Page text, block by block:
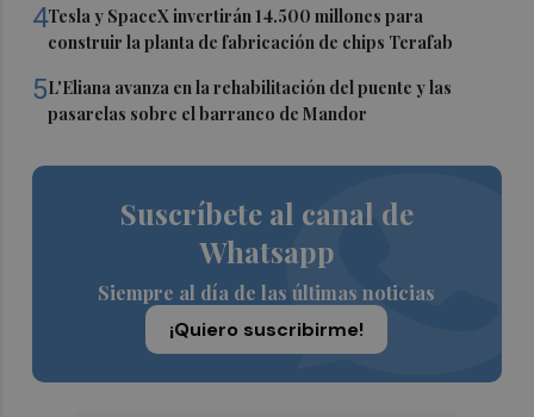
4Tesla y SpaceX invertirán 14.500 millones para
construir la planta de fabricación de chips Terafab
5L'Eliana avanza en la rehabilitación del puente y las
pasarelas sobre el barranco de Mandor
Suscríbete al canal de
Whatsapp
Siempre al día de las últimas noticias
¡Quiero suscribirme!